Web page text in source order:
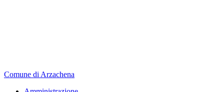
Comune di Arzachena